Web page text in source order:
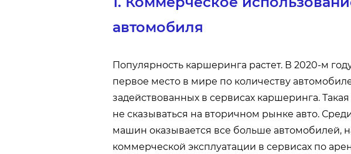
автомобиля
Популярность каршеринга растет. В 2020-м
первое место в мире по количеству
задействованных в сервисах каршеринга.
не сказываться на вторичном рынке авто.
машин оказывается все больше автомобилей,
коммерческой эксплуатации в сервисах по